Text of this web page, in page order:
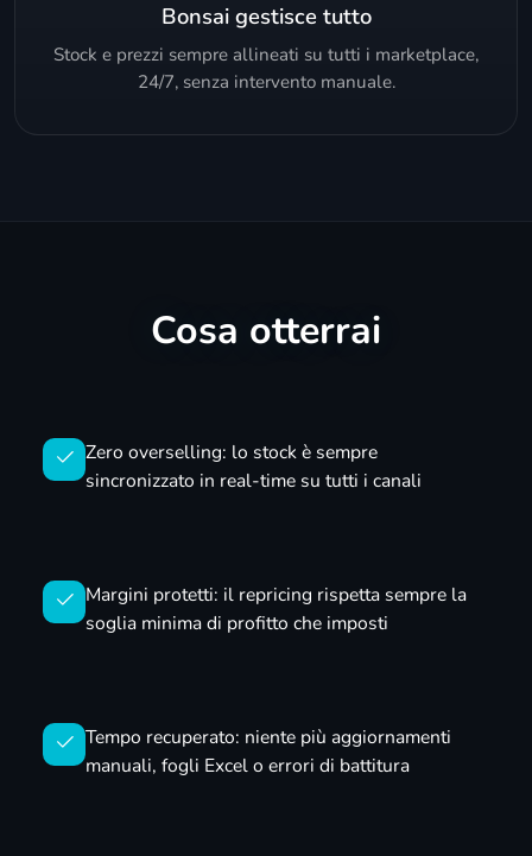
Bonsai gestisce tutto
Stock e prezzi sempre allineati su tutti i marketplace,
24/7, senza intervento manuale.
Cosa otterrai
Zero overselling: lo stock è sempre
sincronizzato in real-time su tutti i canali
Margini protetti: il repricing rispetta sempre la
soglia minima di profitto che imposti
Tempo recuperato: niente più aggiornamenti
manuali, fogli Excel o errori di battitura